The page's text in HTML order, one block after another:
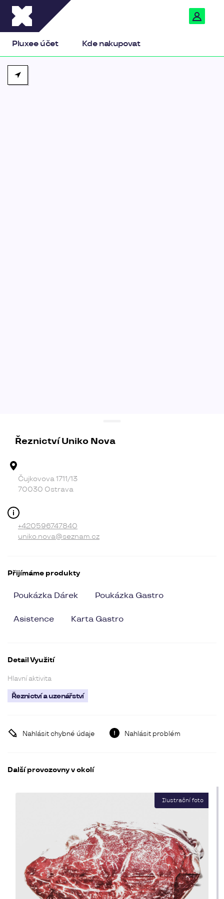
Pluxee účet Kde nakupovat
Řeznictví Uniko Nova
Čujkovova 1711/13
70030 Ostrava
+420596747840
uniko.nova@seznam.cz
Přijímáme produkty
Poukázka Dárek Poukázka Gastro
Asistence Karta Gastro
Detail Využití
Hlavní aktivita
Řeznictví a uzenářství
Nahlásit chybné údaje Nahlásit problém
Další provozovny v okolí